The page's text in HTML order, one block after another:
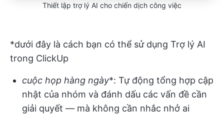
Thiết lập trợ lý AI cho chiến dịch công việc
*dưới đây là cách bạn có thể sử dụng Trợ lý AI
trong ClickUp
cuộc họp hàng ngày*: Tự động tổng hợp cập
nhật của nhóm và đánh dấu các vấn đề cần
giải quyết — mà không cần nhắc nhở ai